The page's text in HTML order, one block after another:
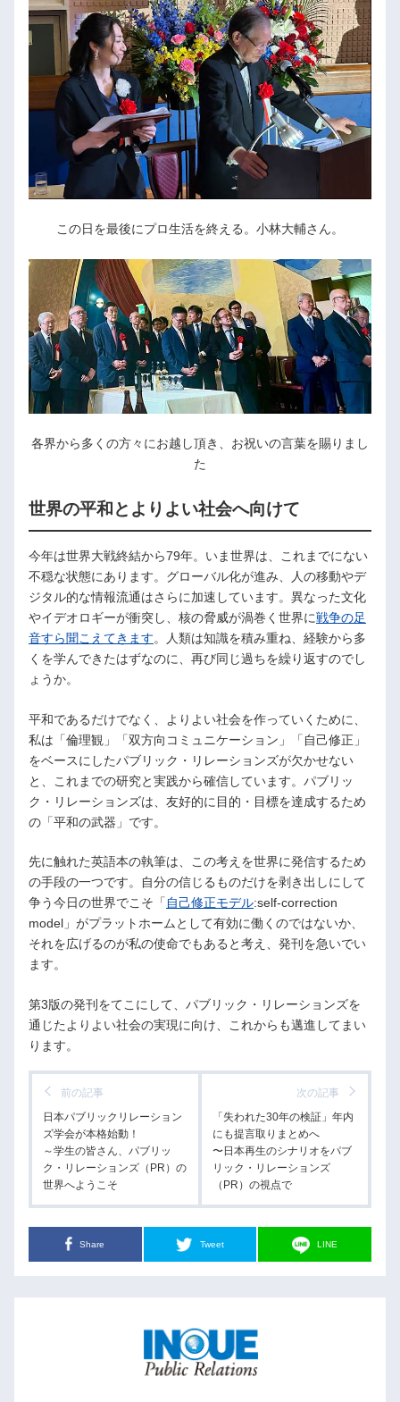
この日を最後にプロ生活を終える。小林大輔さん。
各界から多くの方々にお越し頂き、お祝いの言葉を賜りまし
た
世界の平和とよりよい社会へ向けて
今年は世界大戦終結から79年。いま世界は、これまでにない
不穏な状態にあります。グローバル化が進み、人の移動やデ
ジタル的な情報流通はさらに加速しています。異なった文化
やイデオロギーが衝突し、核の脅威が渦巻く世界に戦争の足
音すら聞こえてきます。人類は知識を積み重ね、経験から多
くを学んできたはずなのに、再び同じ過ちを繰り返すのでし
ょうか。
平和であるだけでなく、よりよい社会を作っていくために、
私は「倫理観」「双方向コミュニケーション」「自己修正」
をベースにしたパブリック・リレーションズが欠かせない
と、これまでの研究と実践から確信しています。パブリッ
ク・リレーションズは、友好的に目的・目標を達成するため
の「平和の武器」です。
先に触れた英語本の執筆は、この考えを世界に発信するため
の手段の一つです。自分の信じるものだけを剥き出しにして
争う今日の世界でこそ「 自己修正モデル:self-correction
model」がプラットホームとして有効に働くのではないか、
それを広げるのが私の使命でもあると考え、発刊を急いでい
ます。
第3版の発刊をてこにして、パブリック・リレーションズを
通じたよりよい社会の実現に向け、これからも邁進してまい
ります。
前の記事
日本パブリックリレーション
ズ学会が本格始動！
～学生の皆さん、パブリッ
ク・リレーションズ（PR）の
世界へようこそ
次の記事
「失われた30年の検証」年内
にも提言取りまとめへ
〜日本再生のシナリオをパブ
リック・リレーションズ
（PR）の視点で
Share Tweet LINE